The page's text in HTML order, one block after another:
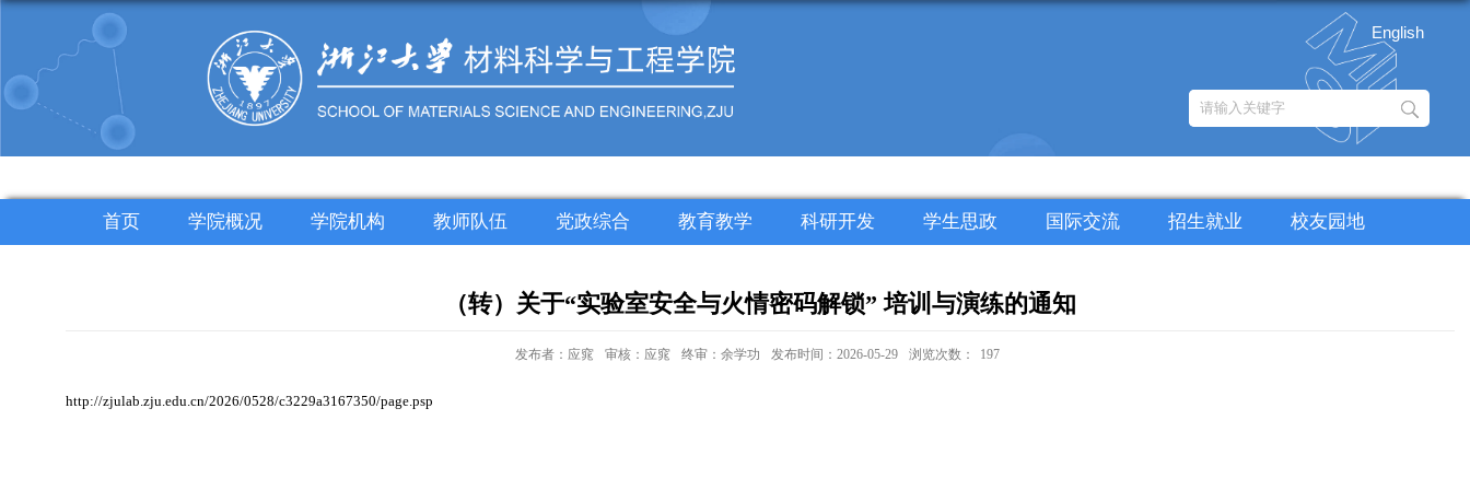
English
首页 学院概况 学院机构 教师队伍 党政综合 教育教学 科研开发 学生思政 国际交流 招生就业 校友园地
（转）关于“实验室安全与火情密码解锁” 培训与演练的通知
发布者：应窕 审核：应窕 终审：余学功 发布时间：2026-05-29 浏览次数： 197
http://zjulab.zju.edu.cn/2026/0528/c3229a3167350/page.psp